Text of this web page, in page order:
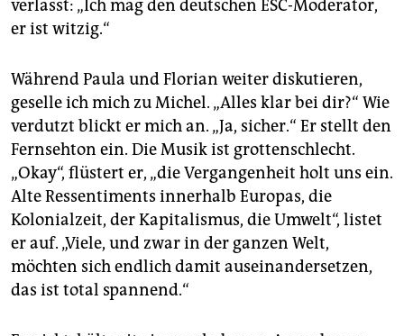
verlässt: „Ich mag den deutschen ESC-Moderator,
er ist witzig.“
Während Paula und Florian weiter diskutieren,
geselle ich mich zu Michel. „Alles klar bei dir?“ Wie
verdutzt blickt er mich an. „Ja, sicher.“ Er stellt den
Fernsehton ein. Die Musik ist grottenschlecht.
„Okay“, flüstert er, „die Vergangenheit holt uns ein.
Alte Ressentiments innerhalb Europas, die
Kolonialzeit, der Kapitalismus, die Umwelt“, listet
er auf. „Viele, und zwar in der ganzen Welt,
möchten sich endlich damit auseinandersetzen,
das ist total spannend.“